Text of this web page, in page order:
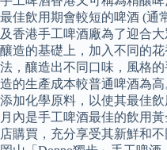
最佳飲用期會較短的啤酒 (通
及香港手工啤酒廠為了迎合
釀造的基礎上，加入不同的
法，釀造出不同口味，風格
造的生產成本較普通啤酒為
添加化學原料，以使其最佳
月內是手工啤酒最佳的飲用
店購買，充分享受其新鮮和